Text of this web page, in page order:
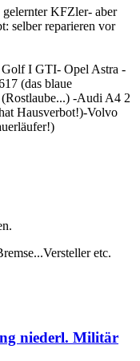
KFZler- aber
selber reparieren vor
I GTI- Opel Astra -
(das blaue
-Audi A4 2
Hausverbot!)-Volvo
etc.
niederl. Militär